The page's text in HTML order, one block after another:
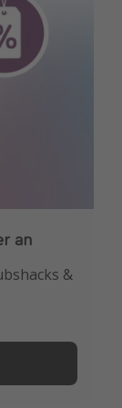
an
&
als